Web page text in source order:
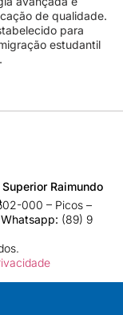
de qualidade.
para
estudantil
Raimundo
000 – Picos –
Whatsapp: (89) 9